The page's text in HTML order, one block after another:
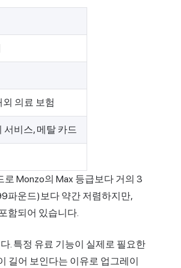
의료 보험
서비스, 메탈 카드
Monzo의 Max 등급보다 거의 3
파운드)보다 약간 저렴하지만,
함되어 있습니다.
. 특정 유료 기능이 실제로 필요한
길어 보인다는 이유로 업그레이